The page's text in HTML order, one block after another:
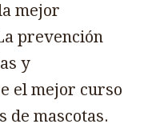
mejor
prevención
y
el mejor curso
de mascotas.